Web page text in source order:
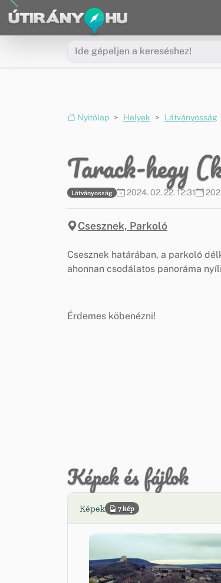
Ugrás a menüre
Ugrás a tartalomra
Nyitólap Helyek Látványosság
Tarack-hegy
Látványosság 2024. 02. 22. 12:31
Csesznek, Parkoló
Csesznek határában, a parkoló
ahonnan csodálatos panoráma
Érdemes köbenézni!
Képek és fájlok
Képek 7 kép